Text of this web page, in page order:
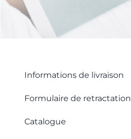
Informations de livraison
Formulaire de retractation
Catalogue